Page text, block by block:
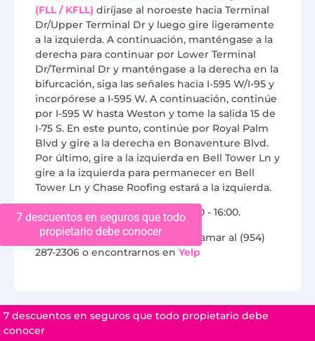
(FLL / KFLL) diríjase al noroeste hacia Terminal
Dr/Upper Terminal Dr y luego gire ligeramente
a la izquierda. A continuación, manténgase a la
derecha para continuar por Lower Terminal
Dr/Terminal Dr y manténgase a la derecha en la
bifurcación, siga las señales hacia I-595 W/I-95 y
incorpórese a I-595 W. A continuación, continúe
por I-595 W hasta Weston y tome la salida 15 de
I-75 S. En este punto, continúe por Royal Palm
Blvd y gire a la derecha en Bonaventure Blvd.
Por último, gire a la izquierda en Bell Tower Ln y
gire a la izquierda para permanecer en Bell
Tower Ln y Chase Roofing estará a la izquierda.
Abrimos de lunes a viernes: 07:00 - 16:00.
Si tiene más preguntas, puede llamar al (954)
287-2306 o encontrarnos en Yelp
7 descuentos en seguros que todo
propietario debe conocer
7 descuentos en seguros que todo propietario debe
conocer